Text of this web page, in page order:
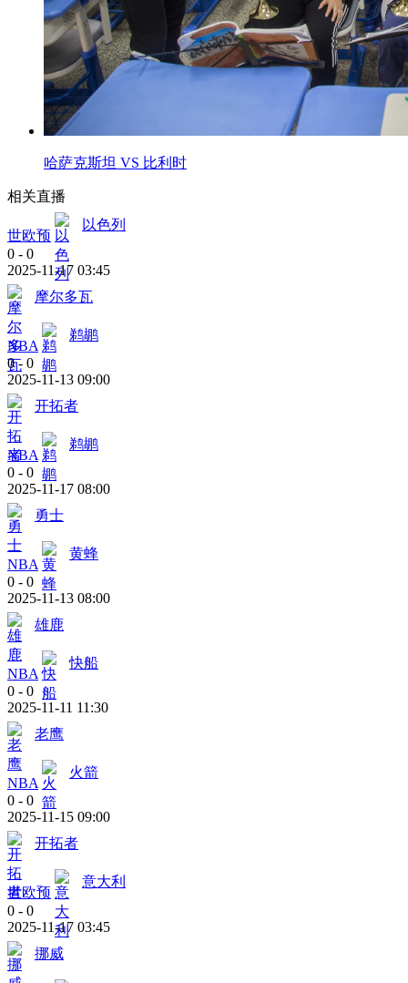
哈萨克斯坦 VS 比利时
相关直播
世欧预
以色列
0 - 0
2025-11-17 03:45
摩尔多瓦
NBA
鹈鹕
0 - 0
2025-11-13 09:00
开拓者
NBA
鹈鹕
0 - 0
2025-11-17 08:00
勇士
NBA
黄蜂
0 - 0
2025-11-13 08:00
雄鹿
NBA
快船
0 - 0
2025-11-11 11:30
老鹰
NBA
火箭
0 - 0
2025-11-15 09:00
开拓者
世欧预
意大利
0 - 0
2025-11-17 03:45
挪威